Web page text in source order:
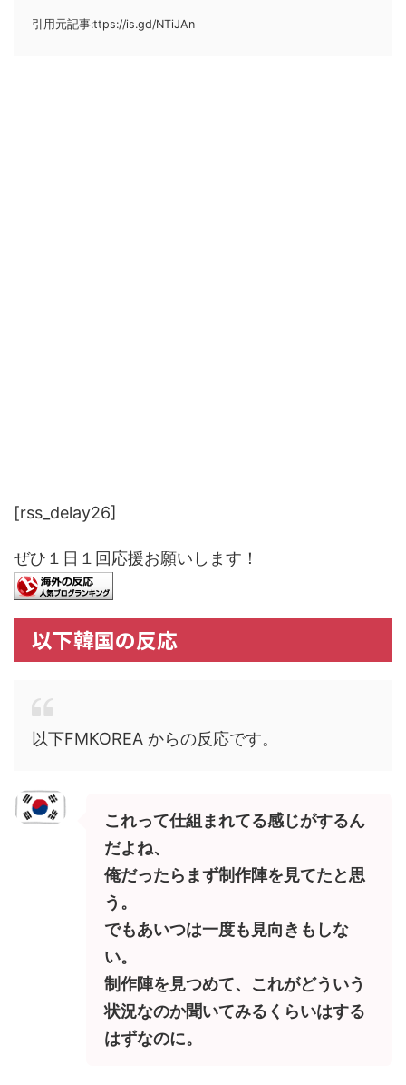
引用元記事:ttps://is.gd/NTiJAn
[rss_delay26]
ぜひ１日１回応援お願いします！
以下韓国の反応
以下FMKOREA からの反応です。
これって仕組まれてる感じがするん
だよね、
俺だったらまず制作陣を見てたと思
う。
でもあいつは一度も見向きもしな
い。
制作陣を見つめて、これがどういう
状況なのか聞いてみるくらいはする
はずなのに。